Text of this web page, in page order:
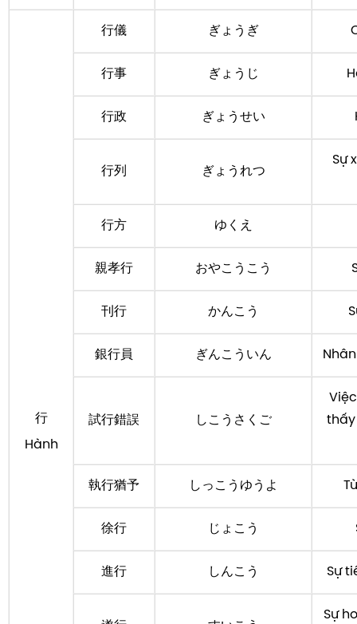
行
Hành
行儀 ぎょうぎ
行事 ぎょうじ
行政 ぎょうせい
行列 ぎょうれつ
Sự
行方 ゆくえ
親孝行 おやこうこう
刊行 かんこう
銀行員 ぎんこういん
試行錯誤 しこうさくご
thấy
執行猶予 しっこうゆうよ
徐行 じょこう
進行 しんこう Sự
Sự